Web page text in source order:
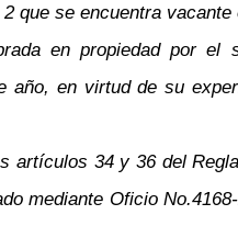
que se encuentra
en propiedad por
en virtud de su
artículos 34 y 36 del
mediante Oficio